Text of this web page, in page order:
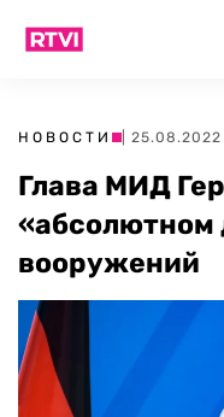
НОВОСТИ |
Глава МИД
«абсолютном
вооружений